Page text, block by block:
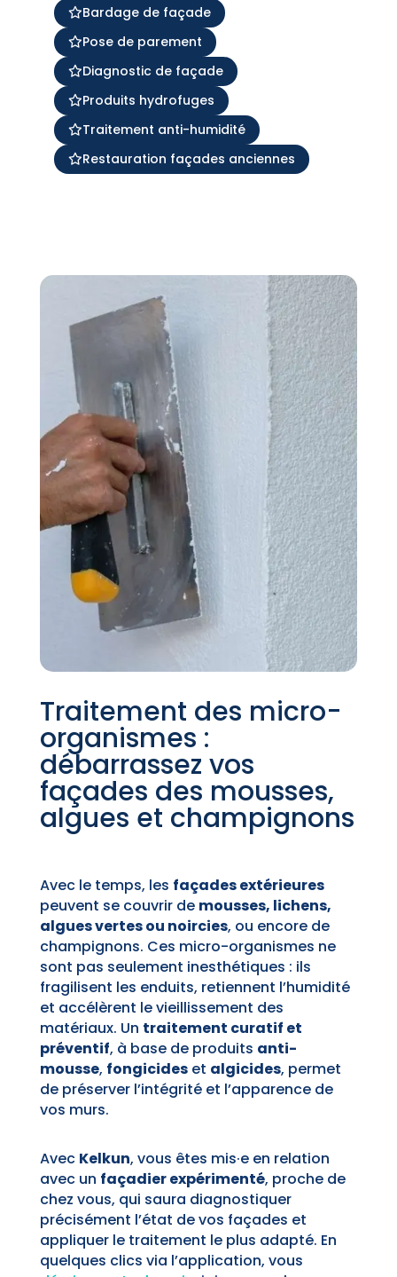
Bardage de façade
Pose de parement
Diagnostic de façade
Produits hydrofuges
Traitement anti-humidité
Restauration façades anciennes
Traitement des micro-
organismes :
débarrassez vos
façades des mousses,
algues et champignons
Avec le temps, les façades extérieures
peuvent se couvrir de mousses, lichens,
algues vertes ou noircies, ou encore de
champignons. Ces micro-organismes ne
sont pas seulement inesthétiques : ils
fragilisent les enduits, retiennent l’humidité
et accélèrent le vieillissement des
matériaux. Un traitement curatif et
préventif, à base de produits anti-
mousse, fongicideset algicides, permet
de préserver l’intégrité et l’apparence de
vos murs.
Avec Kelkun, vous êtes mis·e en relation
avec un façadier expérimenté, proche de
chez vous, qui saura diagnostiquer
précisément l’état de vos façades et
appliquer le traitement le plus adapté. En
quelques clics via l’application, vous